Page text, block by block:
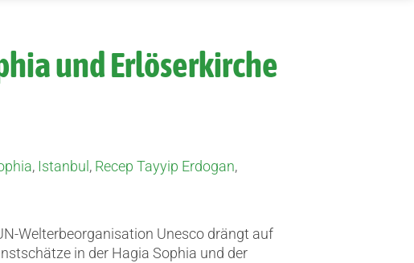
und Erlöserkirche
, Istanbul , Recep Tayyip Erdogan,
Welterbeorganisation Unesco drängt auf
in der Hagia Sophia und der